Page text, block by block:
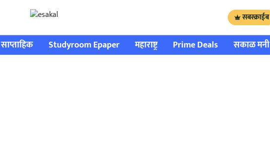
सबस्क्राईब
साप्ताहिक Studyroom Epaper महाराष्ट्र Prime Deals सकाळ मनी